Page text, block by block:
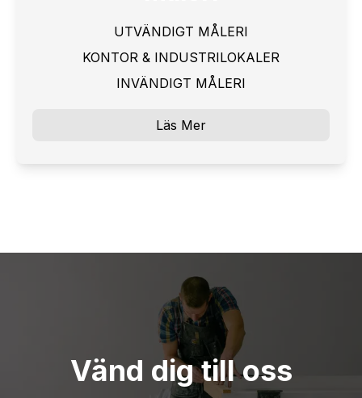
UTVÄNDIGT MÅLERI
KONTOR & INDUSTRILOKALER
INVÄNDIGT MÅLERI
Läs Mer
Vänd dig till oss